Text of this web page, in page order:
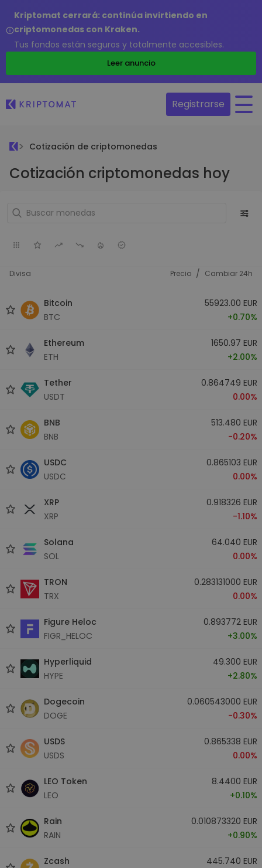
Kriptomat cerrará: continúa invirtiendo en
criptomonedas con Kraken.
Tus fondos están seguros y totalmente accesibles.
Leer anuncio
Registrarse
Cotización de criptomonedas
Cotización criptomonedas hoy
Divisa Precio / Cambiar 24h
Bitcoin
BTC
55923.00 EUR
+0.70%
Ethereum
ETH
1650.97 EUR
+2.00%
Tether
USDT
0.864749 EUR
0.00%
BNB
BNB
513.480 EUR
-0.20%
USDC
USDC
0.865103 EUR
0.00%
XRP
XRP
0.918326 EUR
-1.10%
Solana
SOL
64.040 EUR
0.00%
TRON
TRX
0.283131000 EUR
0.00%
Figure Heloc
FIGR_HELOC
0.893772 EUR
+3.00%
Hyperliquid
HYPE
49.300 EUR
+2.80%
Dogecoin
DOGE
0.060543000 EUR
-0.30%
USDS
USDS
0.865338 EUR
0.00%
LEO Token
LEO
8.4400 EUR
+0.10%
Rain
RAIN
0.010873320 EUR
+0.90%
Zcash
445.740 EUR